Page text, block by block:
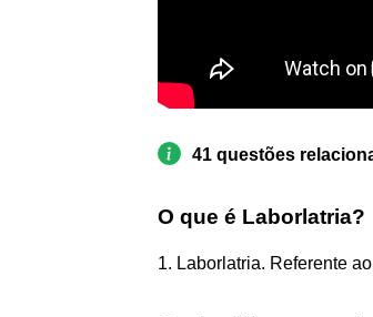
41 questões
O que é Laborlatria?
1. Laborlatria. Referente